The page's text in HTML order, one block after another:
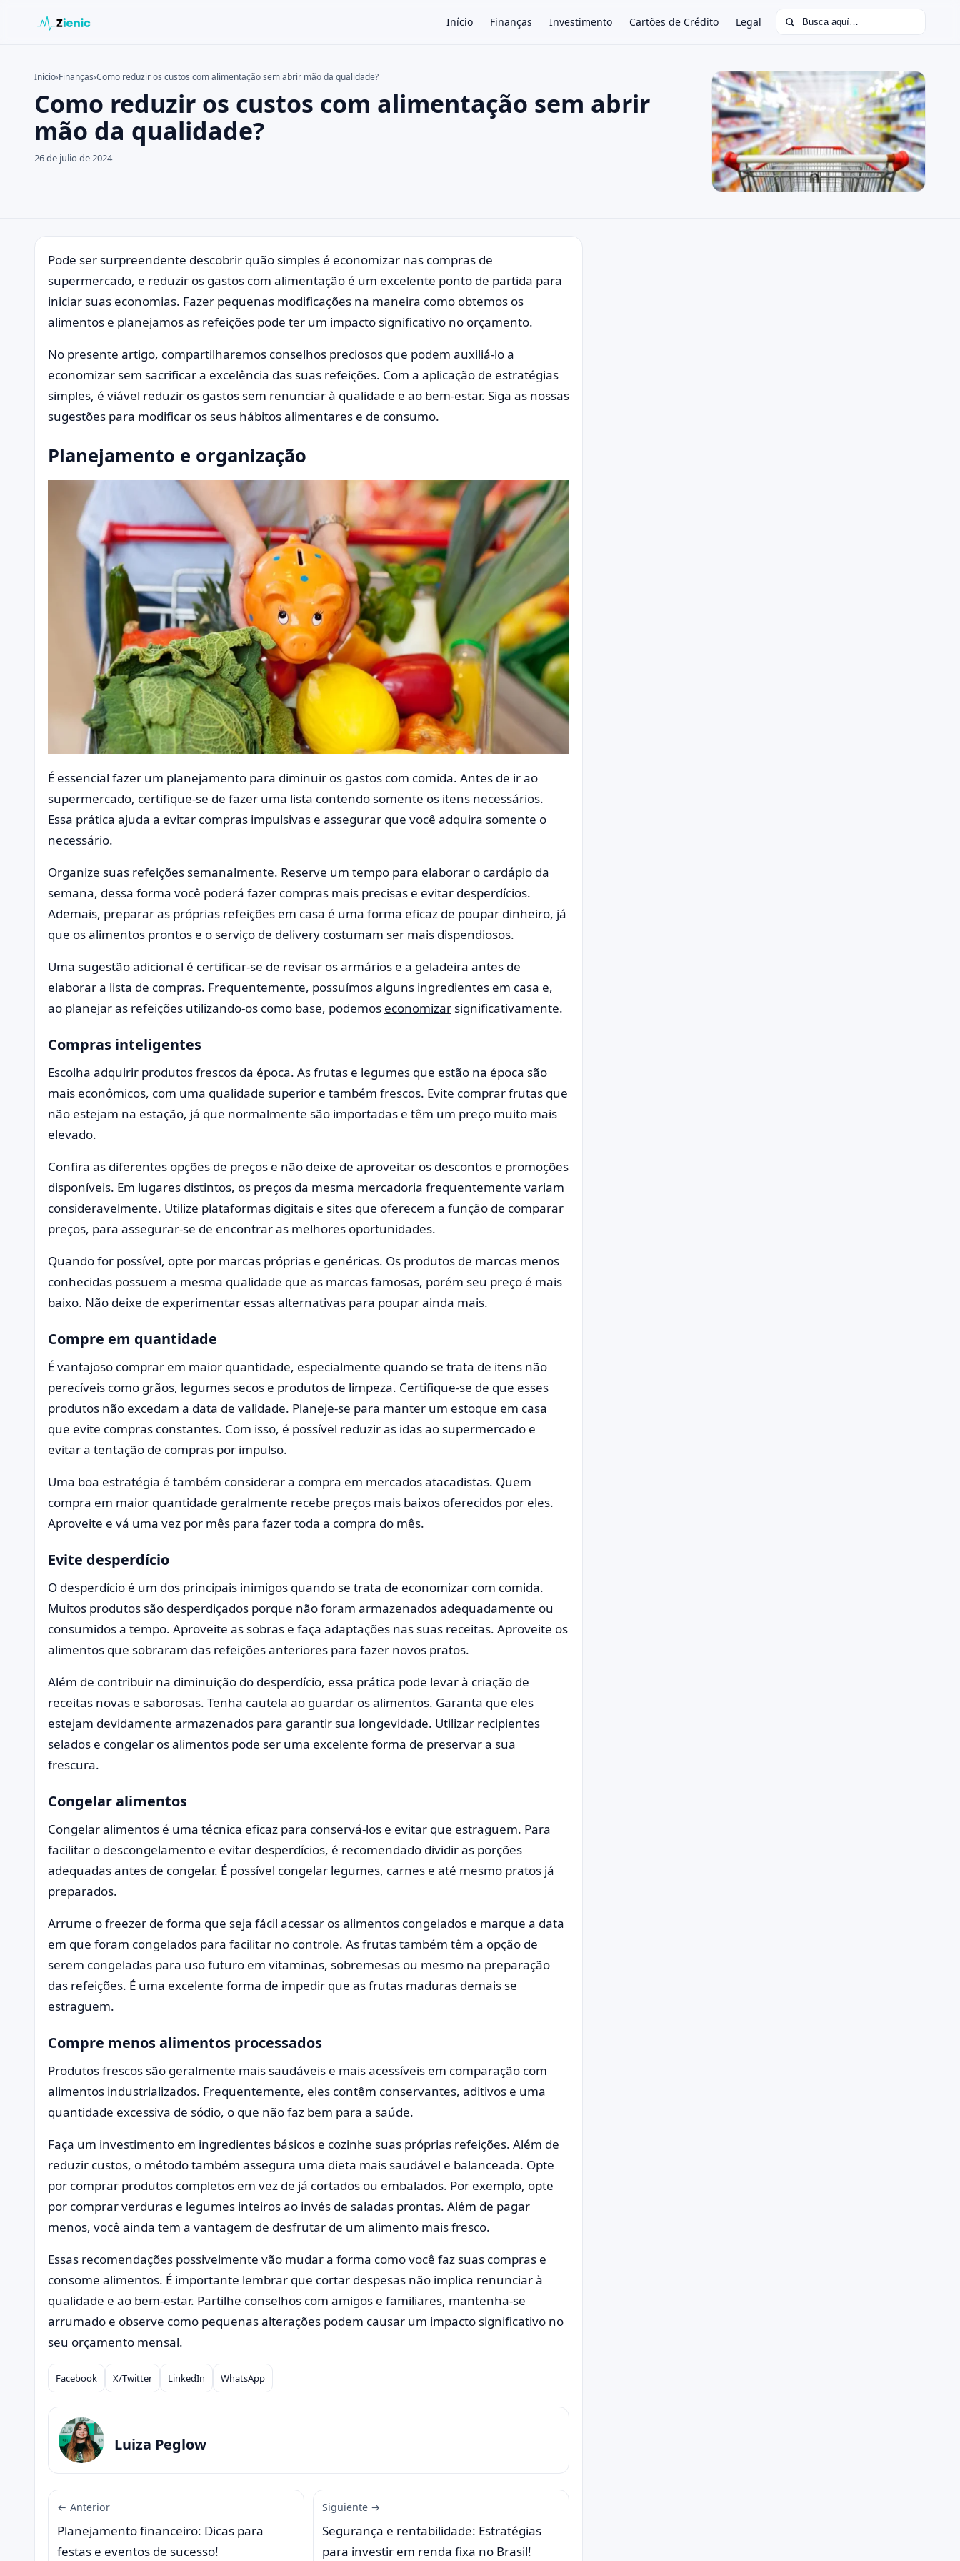
Início Finanças Investimento Cartões de Crédito Legal Buscar:
Buscar en el sitio ×
Buscar:
Pulsa Enter para buscar o ESC para cerrar.
Inicio›Finanças›Como reduzir os custos com alimentação sem abrir mão da qualidade?
Como reduzir os custos com alimentação sem abrir
mão da qualidade?
26 de julio de 2024
Pode ser surpreendente descobrir quão simples é economizar nas compras de
supermercado, e reduzir os gastos com alimentação é um excelente ponto de partida para
iniciar suas economias. Fazer pequenas modificações na maneira como obtemos os
alimentos e planejamos as refeições pode ter um impacto significativo no orçamento.
No presente artigo, compartilharemos conselhos preciosos que podem auxiliá-lo a
economizar sem sacrificar a excelência das suas refeições. Com a aplicação de estratégias
simples, é viável reduzir os gastos sem renunciar à qualidade e ao bem-estar. Siga as nossas
sugestões para modificar os seus hábitos alimentares e de consumo.
Planejamento e organização
É essencial fazer um planejamento para diminuir os gastos com comida. Antes de ir ao
supermercado, certifique-se de fazer uma lista contendo somente os itens necessários.
Essa prática ajuda a evitar compras impulsivas e assegurar que você adquira somente o
necessário.
Organize suas refeições semanalmente. Reserve um tempo para elaborar o cardápio da
semana, dessa forma você poderá fazer compras mais precisas e evitar desperdícios.
Ademais, preparar as próprias refeições em casa é uma forma eficaz de poupar dinheiro, já
que os alimentos prontos e o serviço de delivery costumam ser mais dispendiosos.
Uma sugestão adicional é certificar-se de revisar os armários e a geladeira antes de
elaborar a lista de compras. Frequentemente, possuímos alguns ingredientes em casa e,
ao planejar as refeições utilizando-os como base, podemos economizar significativamente.
Compras inteligentes
Escolha adquirir produtos frescos da época. As frutas e legumes que estão na época são
mais econômicos, com uma qualidade superior e também frescos. Evite comprar frutas que
não estejam na estação, já que normalmente são importadas e têm um preço muito mais
elevado.
Confira as diferentes opções de preços e não deixe de aproveitar os descontos e promoções
disponíveis. Em lugares distintos, os preços da mesma mercadoria frequentemente variam
consideravelmente. Utilize plataformas digitais e sites que oferecem a função de comparar
preços, para assegurar-se de encontrar as melhores oportunidades.
Quando for possível, opte por marcas próprias e genéricas. Os produtos de marcas menos
conhecidas possuem a mesma qualidade que as marcas famosas, porém seu preço é mais
baixo. Não deixe de experimentar essas alternativas para poupar ainda mais.
Compre em quantidade
É vantajoso comprar em maior quantidade, especialmente quando se trata de itens não
perecíveis como grãos, legumes secos e produtos de limpeza. Certifique-se de que esses
produtos não excedam a data de validade. Planeje-se para manter um estoque em casa
que evite compras constantes. Com isso, é possível reduzir as idas ao supermercado e
evitar a tentação de compras por impulso.
Uma boa estratégia é também considerar a compra em mercados atacadistas. Quem
compra em maior quantidade geralmente recebe preços mais baixos oferecidos por eles.
Aproveite e vá uma vez por mês para fazer toda a compra do mês.
Evite desperdício
O desperdício é um dos principais inimigos quando se trata de economizar com comida.
Muitos produtos são desperdiçados porque não foram armazenados adequadamente ou
consumidos a tempo. Aproveite as sobras e faça adaptações nas suas receitas. Aproveite os
alimentos que sobraram das refeições anteriores para fazer novos pratos.
Além de contribuir na diminuição do desperdício, essa prática pode levar à criação de
receitas novas e saborosas. Tenha cautela ao guardar os alimentos. Garanta que eles
estejam devidamente armazenados para garantir sua longevidade. Utilizar recipientes
selados e congelar os alimentos pode ser uma excelente forma de preservar a sua
frescura.
Congelar alimentos
Congelar alimentos é uma técnica eficaz para conservá-los e evitar que estraguem. Para
facilitar o descongelamento e evitar desperdícios, é recomendado dividir as porções
adequadas antes de congelar. É possível congelar legumes, carnes e até mesmo pratos já
preparados.
Arrume o freezer de forma que seja fácil acessar os alimentos congelados e marque a data
em que foram congelados para facilitar no controle. As frutas também têm a opção de
serem congeladas para uso futuro em vitaminas, sobremesas ou mesmo na preparação
das refeições. É uma excelente forma de impedir que as frutas maduras demais se
estraguem.
Compre menos alimentos processados
Produtos frescos são geralmente mais saudáveis e mais acessíveis em comparação com
alimentos industrializados. Frequentemente, eles contêm conservantes, aditivos e uma
quantidade excessiva de sódio, o que não faz bem para a saúde.
Faça um investimento em ingredientes básicos e cozinhe suas próprias refeições. Além de
reduzir custos, o método também assegura uma dieta mais saudável e balanceada. Opte
por comprar produtos completos em vez de já cortados ou embalados. Por exemplo, opte
por comprar verduras e legumes inteiros ao invés de saladas prontas. Além de pagar
menos, você ainda tem a vantagem de desfrutar de um alimento mais fresco.
Essas recomendações possivelmente vão mudar a forma como você faz suas compras e
consome alimentos. É importante lembrar que cortar despesas não implica renunciar à
qualidade e ao bem-estar. Partilhe conselhos com amigos e familiares, mantenha-se
arrumado e observe como pequenas alterações podem causar um impacto significativo no
seu orçamento mensal.
Compartilhar
Facebook X/Twitter LinkedIn WhatsApp
Luiza Peglow
← Anterior
Planejamento financeiro: Dicas para
festas e eventos de sucesso!
Siguiente →
Segurança e rentabilidade: Estratégias
para investir em renda fixa no Brasil!